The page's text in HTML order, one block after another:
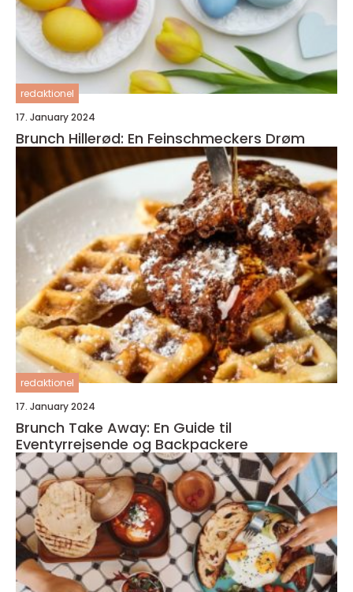
redaktionel
17. January 2024
Brunch Hillerød: En Feinschmeckers Drøm
redaktionel
17. January 2024
Brunch Take Away: En Guide til
Eventyrrejsende og Backpackere